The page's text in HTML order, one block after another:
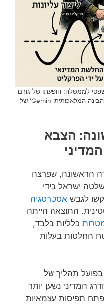
לממשלה: הופעתו של גורם
כוח נוסף… התמונה עובדה במערכת הבינה המלאכותית Gemini' של
הצבא
הראשונה, שפרצה
נשלטה ישראל בידי
לגבש אסטרטגיה
התוצאה הייתה
כלליות בלבד,
החלטות בעלות
בפועל תהליך של
המדיני נשען יותר
תפיסות עצמאיות